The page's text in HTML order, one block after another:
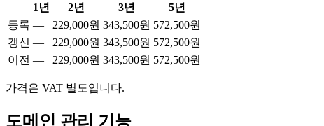
1년 2년 3년 5년
등록 — 229,000원 343,500원 572,500원
갱신 — 229,000원 343,500원 572,500원
이전 — 229,000원 343,500원 572,500원
가격은 VAT 별도입니다.
도메인 관리 기능